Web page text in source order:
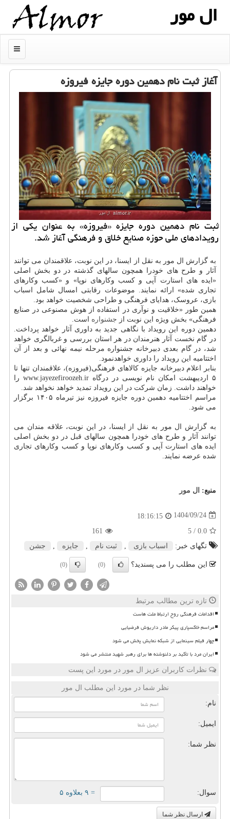
ال مور
منو
آغاز ثبت نام دهمین دوره جایزه فیروزه
ثبت نام دهمین دوره جایزه «فیروزه» به عنوان یکی از
رویدادهای ملی حوزه صنایع خلاق و فرهنگی آغاز شد.
به گزارش ال مور به نقل از ایسنا، در این نوبت، علاقمندان می توانند
آثار و طرح های خودرا همچون سالهای گذشته در دو بخش اصلی
«ایده های استارت آپی و کسب وکارهای نوپا» و «کسب وکارهای
تجاری شده» ارائه نمایند. موضوعات رقابتی امسال شامل اسباب
بازی، عروسک، هدایای فرهنگی و طراحی شخصیت خواهد بود.
همین طور «خلاقیت و نوآری در استفاده از هوش مصنوعی در صنایع
فرهنگی» بخش ویژه این نوبت از جشنواره است.
دهمین دوره این رویداد با نگاهی جدید به داوری آثار خواهد پرداخت.
در گام نخست آثار هنرمندان در هر استان بررسی و غربالگری خواهد
شد، در گام بعدی دبیرخانه جشنواره مرحله نیمه نهائی و بعد از آن
اختتامیه این رویداد را داوری خواهدنمود.
بنابر اعلام دبیرخانه جایزه کالاهای فرهنگی(فیروزه)، علاقمندان تنها تا
۵ اردیبهشت امکان نام نویسی در درگاه www.jayezefiroozeh.ir را
خواهند داشت. زمان شرکت در این رویداد تمدید خواهد نخواهد شد.
مراسم اختتامیه دهمین دوره جایزه فیروزه نیز تیرماه ۱۴۰۵ برگزار
می شود.
به گزارش ال مور به نقل از ایسنا، در این نوبت، علاقه مندان می
توانند آثار و طرح های خودرا همچون سالهای قبل در دو بخش اصلی
ایده های استارت آپی و کسب وکارهای نوپا و کسب وکارهای تجاری
شده عرضه نمایند.
منبع: ال مور
1404/09/24
18:16:15
0.0
/ 5
161
تگهای خبر:
اسباب بازی ثبت نام جایزه جشن
این مطلب را می پسندید؟ (0)
(0)
تازه ترین مطالب مرتبط
اقدامات فرهنگی روح ارتباط ملت هاست
مراسم خاکسپاری پیکر مادر داریوش فرضیایی
چهار فیلم سینمایی از شبکه نمایش پخش می شود
ایران مرد با تأکید بر دلنوشته ها برای رهبر شهید منتشر می شود
نظرات کاربران عزیز ال مور در مورد این پست
نظر شما در مورد این مطلب ال مور
نام:
ایمیل:
نظر شما:
سوال: = ۹ بعلاوه ۵
ارسال نظر شما